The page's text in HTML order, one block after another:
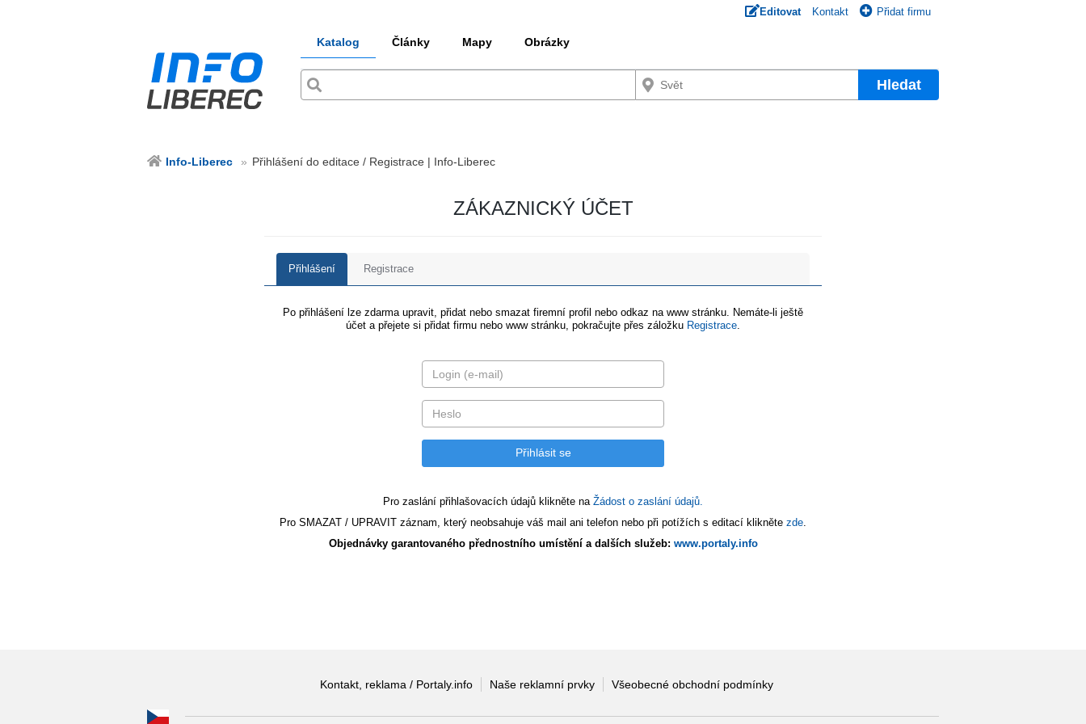
Editovat Kontakt Přidat firmu
Katalog Články Mapy Obrázky
Hledat
Info-Liberec Přihlášení do editace / Registrace | Info-Liberec
ZÁKAZNICKÝ ÚČET
Přihlášení Registrace
Po přihlášení lze zdarma upravit, přidat nebo smazat firemní profil nebo odkaz na www stránku. Nemáte-li ještě
účet a přejete si přidat firmu nebo www stránku, pokračujte přes záložku Registrace
Pro zaslání přihlašovacích údajů klikněte na Žádost o zaslání údajů.
Pro SMAZAT / UPRAVIT záznam, který neobsahuje váš mail ani telefon nebo při potížích s editací klikněte zde
Objednávky garantovaného přednostního umístění a dalších služeb: www.portaly.info
Kontakt, reklama / Portaly.info Naše reklamní prvky Všeobecné obchodní podmínky